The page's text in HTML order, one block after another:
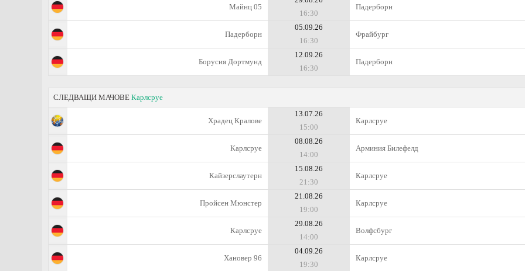
Майнц 05
16:30
Падерборн
Падерборн
05.09.26
16:30
Фрайбург
Борусия Дортмунд
12.09.26
16:30
Падерборн
СЛЕДВАЩИ МАЧОВЕ Карлсруе
Храдец Кралове
13.07.26
15:00
Карлсруе
Карлсруе
08.08.26
14:00
Арминия Билефелд
Кайзерслаутерн
15.08.26
21:30
Карлсруе
Пройсен Мюнстер
21.08.26
19:00
Карлсруе
Карлсруе
29.08.26
14:00
Волфсбург
Хановер 96
04.09.26
19:30
Карлсруе